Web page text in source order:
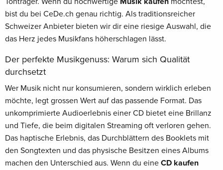
bist du bei CeDe.ch genau richtig. Als traditionsreicher
Schweizer Anbieter bieten wir dir eine riesige Auswahl, die
das Herz jedes Musikfans höherschlagen lässt.
Der perfekte Musikgenuss: Warum sich Qualität
durchsetzt
Wer Musik nicht nur konsumieren, sondern wirklich erleben
möchte, legt grossen Wert auf das passende Format. Das
unkomprimierte Audioerlebnis einer CD bietet eine Brillanz
und Tiefe, die beim digitalen Streaming oft verloren gehen.
Das haptische Erlebnis, das Durchblättern des Booklets mit
den Songtexten und das physische Besitzen eines Albums
machen den Unterschied aus. Wenn du eine CD kaufen